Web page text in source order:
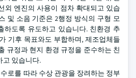
외 엔진의 사용이 점차 확대되고 있습
및 소음 기준은 2행정 방식의 구형 모
하도록 유도하고 있습니다. 친환경 추
기후 목표와도 부합하며, 제조업체들
규정과 현지 환경 규정을 준수하는 친
고 있습니다.
로를 따라 수상 관광을 장려하는 정부